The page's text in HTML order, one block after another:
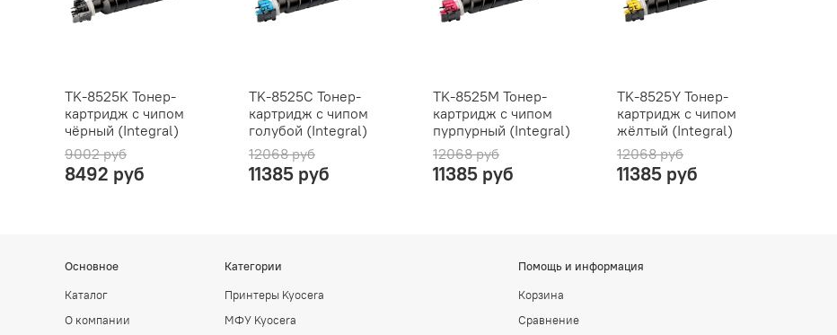
TK-8525K Тонер-
картридж с чипом
чёрный (Integral)
9002 руб
8492 руб
TK-8525C Тонер-
картридж с чипом
голубой (Integral)
12068 руб
11385 руб
TK-8525M Тонер-
картридж с чипом
пурпурный (Integral)
12068 руб
11385 руб
TK-8525Y Тонер-
картридж с чипом
жёлтый (Integral)
12068 руб
11385 руб
Основное
Каталог
О компании
Категории
Принтеры Kyocera
МФУ Kyocera
Помощь и информация
Корзина
Сравнение